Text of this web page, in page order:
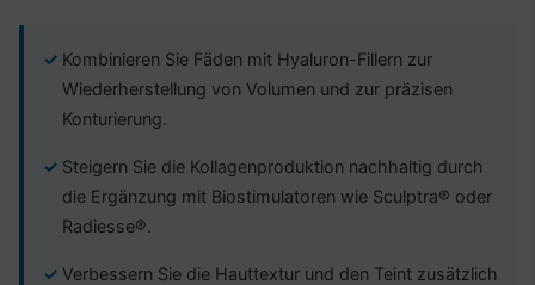
Kombinieren Sie Fäden mit Hyaluron-Fillern zur
Wiederherstellung von Volumen und zur präzisen
Konturierung.
Steigern Sie die Kollagenproduktion nachhaltig durch
die Ergänzung mit Biostimulatoren wie Sculptra® oder
Radiesse®.
Verbessern Sie die Hauttextur und den Teint zusätzlich